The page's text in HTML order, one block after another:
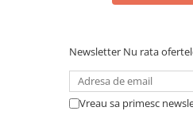
Newsletter Nu rata
Vreau sa primesc